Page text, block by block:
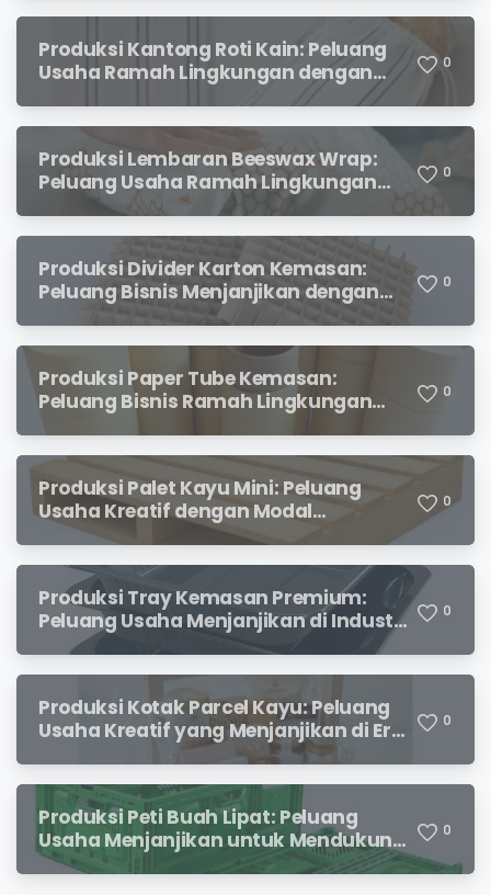
X
Produksi Kantong Roti Kain: Peluang
Usaha Ramah Lingkungan dengan
0
Produksi Lembaran Beeswax Wrap:
Peluang Usaha Ramah Lingkungan
yang Menjanjikan
0
Produksi Divider Karton Kemasan:
Peluang Bisnis Menjanjikan dengan
Permintaan yang Terus Meningkat
0
Produksi Paper Tube Kemasan:
Peluang Bisnis Ramah Lingkungan
0
Produksi Palet Kayu Mini: Peluang
Usaha Kreatif dengan Modal
Terjangkau dan Potensi Keuntungan
0
Produksi Tray Kemasan Premium:
Peluang Usaha Menjanjikan di Industri
Packaging Modern
0
Produksi Kotak Parcel Kayu: Peluang
Usaha Kreatif yang Menjanjikan di Era
Kemasan Premium
0
Produksi Peti Buah Lipat: Peluang
Usaha Menjanjikan untuk Mendukung
Distribusi Hasil Pertanian
0